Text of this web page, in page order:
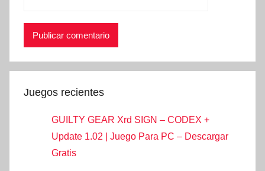
Juegos recientes
GUILTY GEAR Xrd SIGN – CODEX +
Update 1.02 | Juego Para PC – Descargar
Gratis